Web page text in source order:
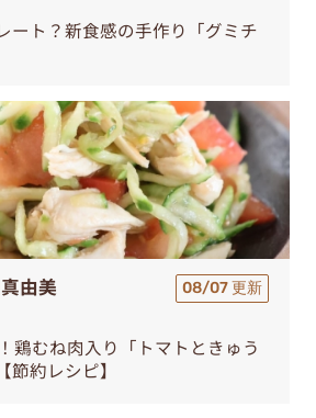
ート？新食感の手作り「グミチ
由美 08/07 更新
鶏むね肉入り「トマトときゅう
節約レシピ】